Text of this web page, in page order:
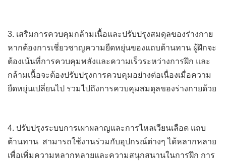
3. เสริมการควบคุมกล้ามเนื้อและปรับปรุงสมดุลของร่างกาย
หากต้องการเชี่ยวชาญความยืดหยุ่นของแถบต้านทาน ผู้ฝึกจะ
ต้องเน้นที่การควบคุมพลังและความเร็วระหว่างการฝึก และ
กล้ามเนื้อจะต้องปรับปรุงการควบคุมอย่างต่อเนื่องเมื่อความ
ยืดหยุ่นเปลี่ยนไป รวมไปถึงการควบคุมสมดุลของร่างกายด้วย
4. ปรับปรุงระบบการเผาผลาญและการไหลเวียนเลือด แถบ
ต้านทาน สามารถใช้งานร่วมกับอุปกรณ์ต่างๆ ได้หลากหลาย
เพื่อเพิ่มความหลากหลายและความสนุกสนานในการฝึก การ